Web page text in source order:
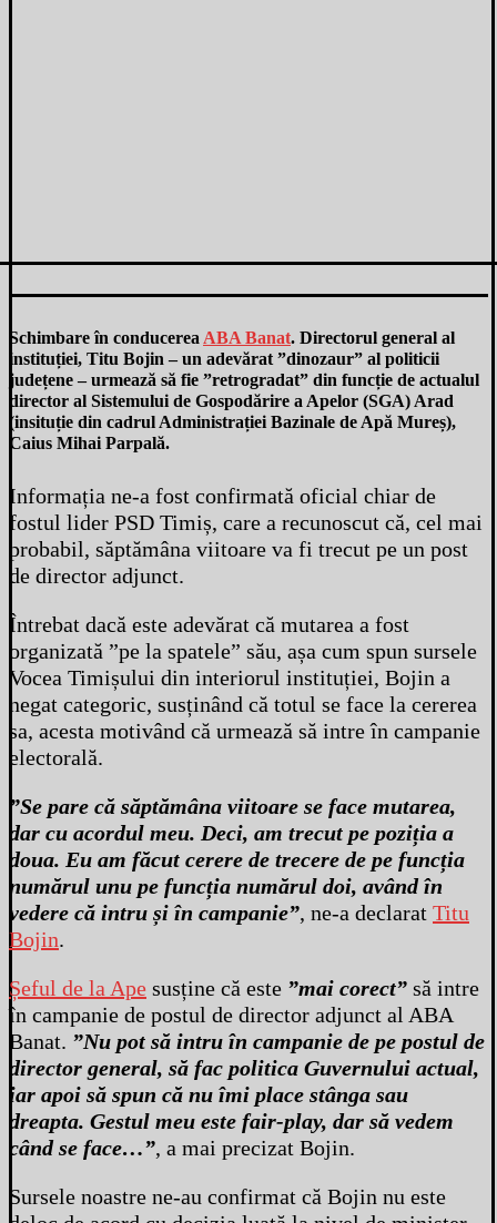
Schimbare în conducerea ABA Banat. Directorul general al
instituției, Titu Bojin – un adevărat ”dinozaur” al politicii
județene – urmează să fie ”retrogradat” din funcție de actualul
director al Sistemului de Gospodărire a Apelor (SGA) Arad
(insituție din cadrul Administrației Bazinale de Apă Mureș),
Caius Mihai Parpală.
Informația ne-a fost confirmată oficial chiar de
fostul lider PSD Timiș, care a recunoscut că, cel mai
probabil, săptămâna viitoare va fi trecut pe un post
de director adjunct.
Întrebat dacă este adevărat că mutarea a fost
organizată ”pe la spatele” său, așa cum spun sursele
Vocea Timișului din interiorul instituției, Bojin a
negat categoric, susținând că totul se face la cererea
sa, acesta motivând că urmează să intre în campanie
electorală.
”Se pare că săptămâna viitoare se face mutarea,
dar cu acordul meu. Deci, am trecut pe poziția a
doua. Eu am făcut cerere de trecere de pe funcția
numărul unu pe funcția numărul doi, având în
vedere că intru și în campanie”, ne-a declarat Titu
Bojin.
Șeful de la Ape susține că este ”mai corect” să intre
în campanie de postul de director adjunct al ABA
Banat. ”Nu pot să intru în campanie de pe postul de
director general, să fac politica Guvernului actual,
iar apoi să spun că nu îmi place stânga sau
dreapta. Gestul meu este fair-play, dar să vedem
când se face…”, a mai precizat Bojin.
Sursele noastre ne-au confirmat că Bojin nu este